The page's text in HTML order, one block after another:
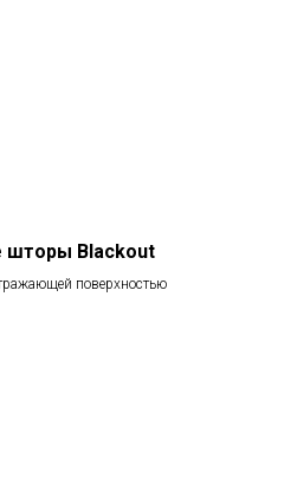
шторы Blackout
поверхностью